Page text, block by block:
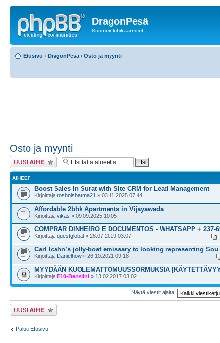
DragonPesä
Suomen lohikäärmeet
Etusivu ‹ DragonPesä ‹ Osto ja myynti
Osto ja myynti
Lähetä uusi viesti
AIHEET
Boost Sales in Surat with Site CRM for Lead Management
Kirjoittaja roshnisharma21 » 03.11.2025 07:44
Affordable 2bhk Apartments in Vijayawada
Kirjoittaja vikas » 09.09.2025 10:05
COMPRAR DINHEIRO E DOCUMENTOS - WHATSAPP + 237-
Kirjoittaja questglobal » 28.07.2019 03:07
Carl Icahn’s jolly-boat emissary to looking representing Sou
Kirjoittaja Danielhow » 26.10.2021 09:18
MYYDÄÄN KUOLEMATTOMUUSSORMUKSIA
Kirjoittaja E10-Bensiini » 13.02.2017 03:02
Näytä viestit ajalta:
Lähetä uusi viesti
Paluu Etusivu